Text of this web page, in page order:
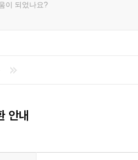
이 되었나요?
안내